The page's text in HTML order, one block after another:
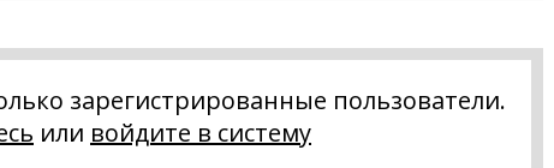
зарегистрированные пользователи.
или войдите в систему